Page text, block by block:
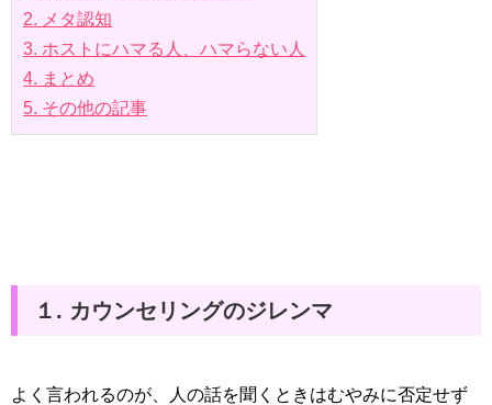
2. メタ認知
3. ホストにハマる人、ハマらない人
4. まとめ
5. その他の記事
１. カウンセリングのジレンマ
よく言われるのが、人の話を聞くときはむやみに否定せず